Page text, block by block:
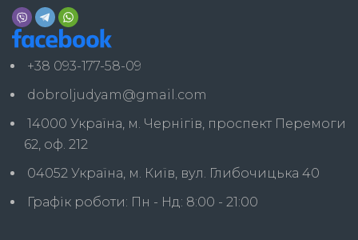
+38 093-177-58-09
dobroljudyam@gmail.com
14000 Україна, м. Чернігів, проспект Перемоги
62, оф. 212
04052 Україна, м. Київ, вул. Глибочицька 40
Графік роботи: Пн - Нд: 8:00 - 21:00